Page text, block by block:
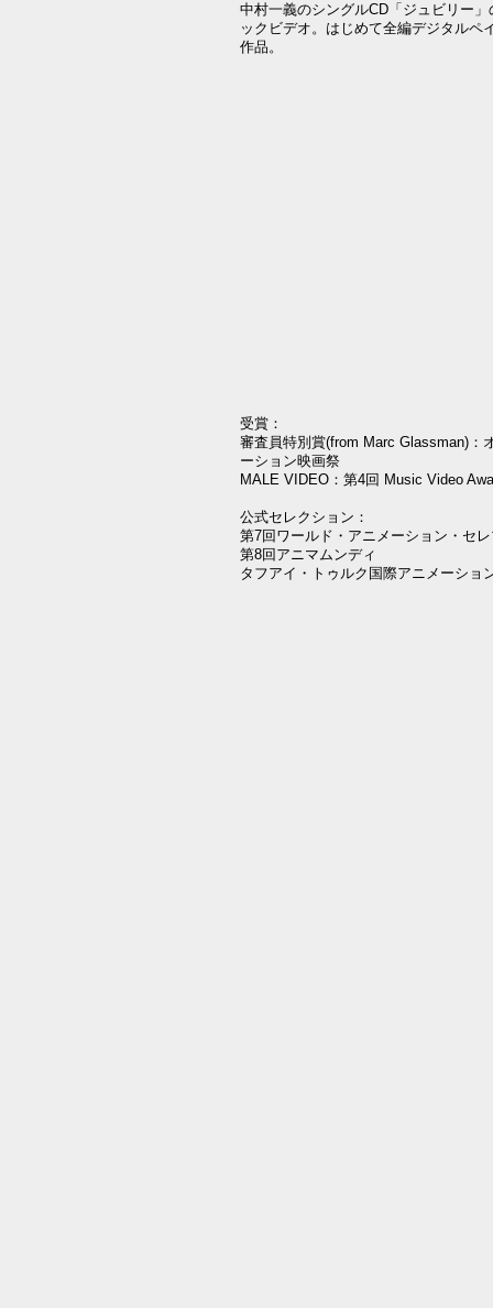
中村一義のシングルCD「ジュビリー
ックビデオ。はじめて全編デジタルペ
作品。
受賞：
審査員特別賞(from Marc Glassman)：
ーション映画祭
MALE VIDEO：第4回 Music Video
公式セレクション：
第7回ワールド・アニメーション・セ
第8回アニマムンディ
タフアイ・トゥルク国際アニメーショ